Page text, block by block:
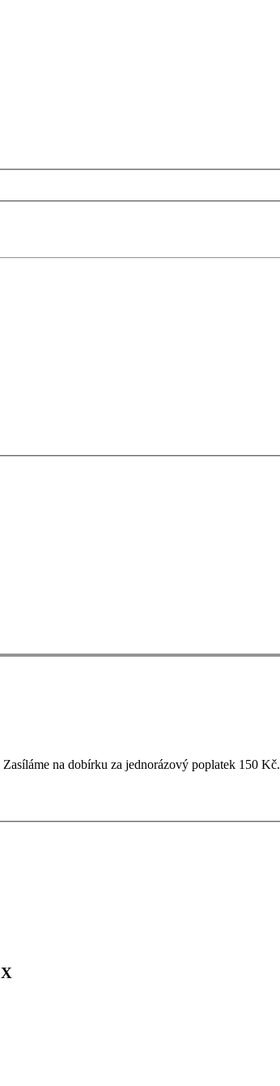
na dobírku za jednorázový poplatek 150 Kč.